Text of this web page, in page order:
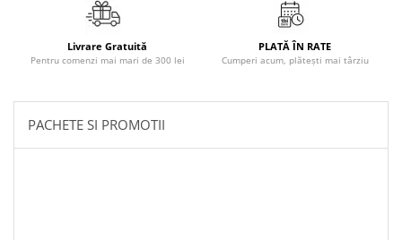
Livrare Gratuită
Pentru comenzi mai mari de 300 lei
PLATĂ ÎN RATE
Cumperi acum, plătești mai târziu
PACHETE SI PROMOTII